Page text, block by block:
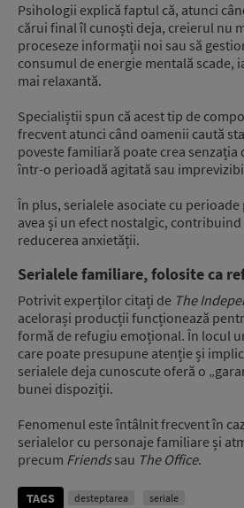
Psihologii explică faptul că, atunci
cărui final îl cunoști deja, creierul nu
proceseze informații noi sau să
consumul de energie mentală scade,
mai relaxantă.
Specialiștii spun că acest tip de
frecvent atunci când oamenii caută
poveste familiară poate crea
într-o perioadă agitată sau
În plus, serialele asociate cu
avea și un efect nostalgic, contribuind
reducerea anxietății.
Serialele familiare, folosite ca
Potrivit experților citați de The
acelorași producții funcționează
formă de refugiu emoțional. În locul
care poate presupune atenție și
serialele deja cunoscute oferă o
bunei dispoziții.
Fenomenul este întâlnit frecvent în
serialelor cu personaje familiare și
precum Friendssau The Office.
TAGS desteptarea seriale